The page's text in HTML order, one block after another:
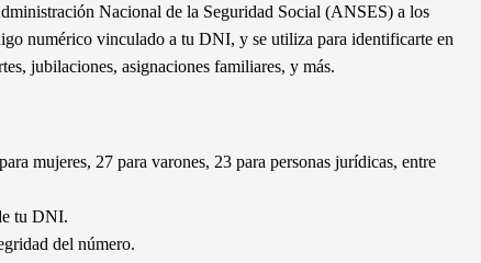
Nacional de la Seguridad Social (ANSES) a los
numérico vinculado a tu DNI, y se utiliza para identificarte en
jubilaciones, asignaciones familiares, y más.
mujeres, 27 para varones, 23 para personas jurídicas, entre
tu DNI.
del número.